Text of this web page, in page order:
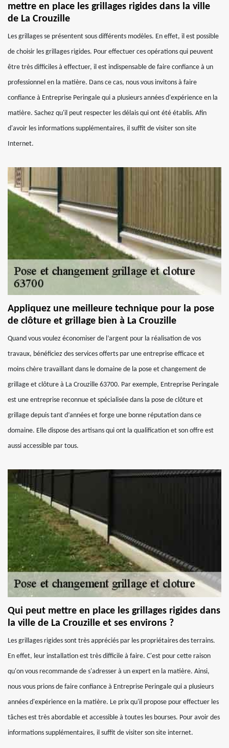
mettre en place les grillages rigides dans la ville
de La Crouzille
Les grillages se présentent sous différents modèles. En effet, il est possible
de choisir les grillages rigides. Pour effectuer ces opérations qui peuvent
être très difficiles à effectuer, il est indispensable de faire confiance à un
professionnel en la matière. Dans ce cas, nous vous invitons à faire
confiance à Entreprise Peringale qui a plusieurs années d'expérience en la
matière. Sachez qu'il peut respecter les délais qui ont été établis. Afin
d'avoir les informations supplémentaires, il suffit de visiter son site
Internet.
Appliquez une meilleure technique pour la pose
de clôture et grillage bien à La Crouzille
Quand vous voulez économiser de l’argent pour la réalisation de vos
travaux, bénéficiez des services offerts par une entreprise efficace et
moins chère travaillant dans le domaine de la pose et changement de
grillage et clôture à La Crouzille 63700. Par exemple, Entreprise Peringale
est une entreprise reconnue et spécialisée dans la pose de clôture et
grillage depuis tant d’années et forge une bonne réputation dans ce
domaine. Elle dispose des artisans qui ont la qualification et son offre est
aussi accessible par tous.
Qui peut mettre en place les grillages rigides dans
la ville de La Crouzille et ses environs ?
Les grillages rigides sont très appréciés par les propriétaires des terrains.
En effet, leur installation est très difficile à faire. C'est pour cette raison
qu'on vous recommande de s'adresser à un expert en la matière. Ainsi,
nous vous prions de faire confiance à Entreprise Peringale qui a plusieurs
années d'expérience en la matière. Le prix qu'il propose pour effectuer les
tâches est très abordable et accessible à toutes les bourses. Pour avoir des
informations supplémentaires, il suffit de visiter son site internet.